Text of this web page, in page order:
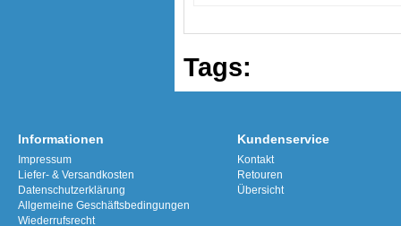
Tags:
Informationen
Impressum
Liefer- & Versandkosten
Datenschutzerklärung
Allgemeine Geschäftsbedingungen
Wiederrufsrecht
Kundenservice
Kontakt
Retouren
Übersicht